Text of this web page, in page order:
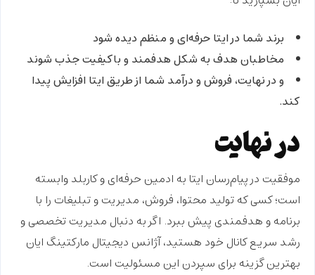
برند شما در ایتاحرفه‌ای و منظمدیده شود
مخاطبان هدف به شکلهدفمند و باکیفیتجذب شوند
و در نهایت،فروش و درآمد شما از طریق ایتا افزایش پیدا
کند.
در نهایت
موفقیت در پیام‌رسان ایتا به ادمین حرفه‌ای و کاربلدوابسته
است؛ کسی که تولید محتوا، فروش، مدیریت و تبلیغات را با
برنامه و هدفمندی پیش ببرد. اگر به دنبال مدیریت تخصصی و
رشد سریع کانال خود هستید،آژانس دیجیتال مارکتینگ ایان
بهترین گزینه برای سپردن این مسئولیت است.